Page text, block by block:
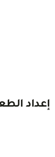
إعداد